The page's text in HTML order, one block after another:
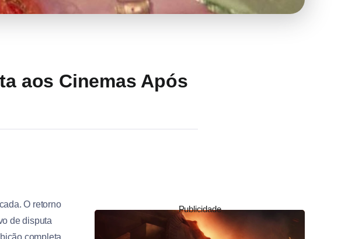
aos Cinemas Após
O retorno
de disputa
Publicidade